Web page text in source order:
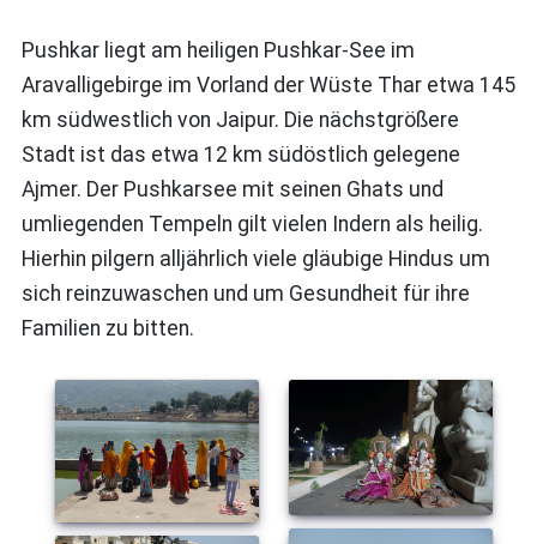
Pushkar liegt am heiligen Pushkar-See im
Aravalligebirge im Vorland der Wüste Thar etwa 145
km südwestlich von Jaipur. Die nächstgrößere
Stadt ist das etwa 12 km südöstlich gelegene
Ajmer. Der Pushkarsee mit seinen Ghats und
umliegenden Tempeln gilt vielen Indern als heilig.
Hierhin pilgern alljährlich viele gläubige Hindus um
sich reinzuwaschen und um Gesundheit für ihre
Familien zu bitten.